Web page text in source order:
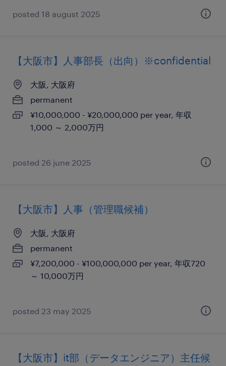
posted 18 august 2025
【大阪市】人事部長（出向）※confidential
大阪, 大阪府
permanent
¥10,000,000 - ¥20,000,000 per year, 年収
1,000 ～ 2,000万円
posted 26 june 2025
【大阪市】人事（管理職候補）
大阪, 大阪府
permanent
¥7,200,000 - ¥100,000,000 per year, 年収720
～ 10,000万円
posted 23 may 2025
【大阪市】it部（データエンジニア）主任候